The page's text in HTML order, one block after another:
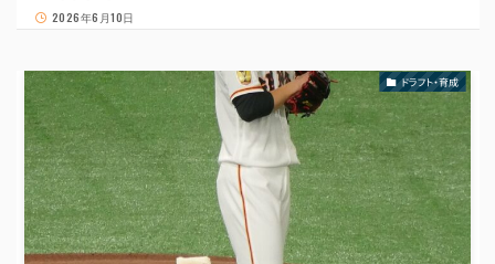
2026年6月10日
ドラフト・育成